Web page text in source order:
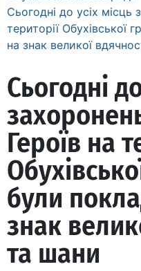
Сьогодні до усіх місць
території Обухівської
на знак великої
Сьогодні
Героїв на
були
знак
та шани